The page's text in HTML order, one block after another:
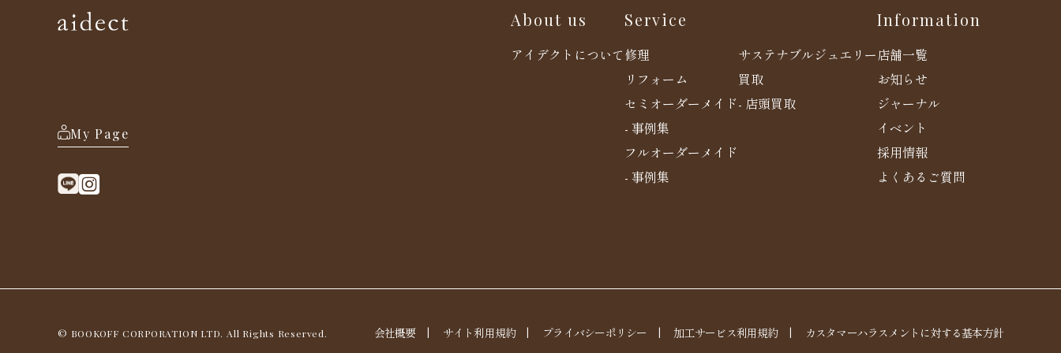
My Page
About us
アイデクトについて
Service
修理
リフォーム
セミオーダーメイド
- 事例集
フルオーダーメイド
- 事例集
サステナブルジュエリー
買取
- 店頭買取
Information
店舗一覧
お知らせ
ジャーナル
イベント
採用情報
よくあるご質問
会社概要| サイト利用規約| プライバシーポリシー | 加工サービス利用規約| カスタマーハラスメントに対する基本方針
© BOOKOFF CORPORATION LTD. All Rights Reserved.